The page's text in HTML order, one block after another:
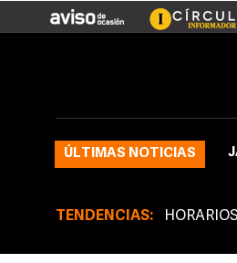
ÚLTIMAS NOTICIAS
TENDENCIAS: